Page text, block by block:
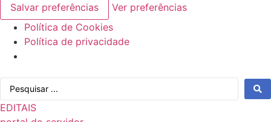
Salvar preferências
Ver preferências
Política de Cookies
Política de privacidade
para
o
conteúdo
Pesquisar
EDITAIS